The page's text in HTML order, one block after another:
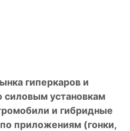
гиперкаров и
силовым установкам
и гибридные
приложениям (гонки,